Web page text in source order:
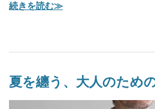
続きを読む≫
夏を纏う、大人のため